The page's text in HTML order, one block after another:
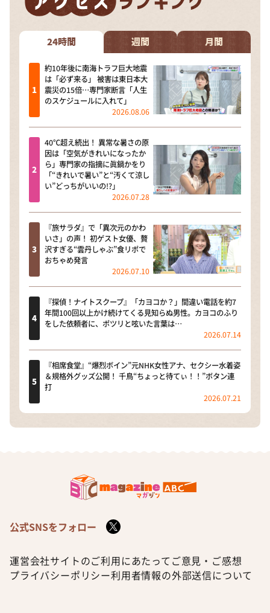
24時間 週間 月間
約10年後に南海トラフ巨大地震
は「必ず来る」 被害は東日本大
震災の15倍…専門家断言「人生
のスケジュールに入れて」
2026.08.06
40℃超え続出！ 異常な暑さの原
因は「空気がきれいになったか
ら」専門家の指摘に眞鍋かをり
「“きれいで暑い”と“汚くて涼し
い”どっちがいいの!?」
2026.07.28
『旅サラダ』で「異次元のかわ
いさ」の声！ 初ゲスト女優、贅
沢すぎる“雲丹しゃぶ”食リポで
おちゃめ発言
2026.07.10
『探偵！ナイトスクープ』「カヨコか？」間違い電話を約7
年間100回以上かけ続けてくる見知らぬ男性。カヨコのふり
をした依頼者に、ポツリと呟いた言葉は…
2026.07.14
『相席食堂』“爆烈ボイン”元NHK女性アナ、セクシー水着姿
＆規格外グッズ公開！ 千鳥“ちょっと待てぃ！！”ボタン連
打
2026.07.21
公式SNSをフォロー
運営会社サイトのご利用にあたって ご意見・ご感想
プライバシーポリシー利用者情報の外部送信について